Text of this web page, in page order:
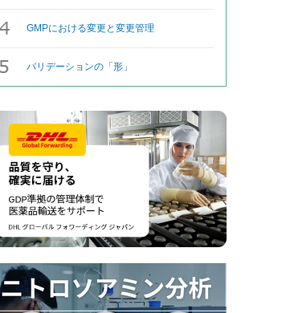
GMPにおける変更と変更管理
バリデーションの「形」